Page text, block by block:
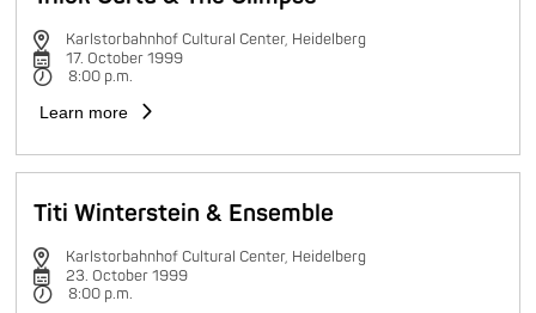
Karlstorbahnhof Cultural Center, Heidelberg
17. October 1999
8:00 p.m.
Learn more
Titi Winterstein & Ensemble
Karlstorbahnhof Cultural Center, Heidelberg
23. October 1999
8:00 p.m.